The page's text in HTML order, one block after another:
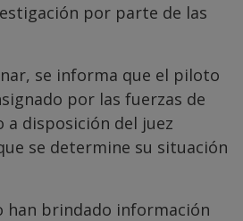
por parte de las
se informa que el piloto
por las fuerzas de
a disposición del juez
se determine su situación
han brindado información